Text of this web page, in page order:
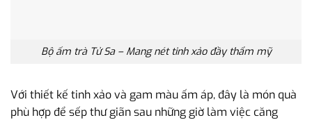
Bộ ấm trà Tử Sa – Mang nét tinh xảo đầy thẩm mỹ
Với thiết kế tinh xảo và gam màu ấm áp, đây là món quà
phù hợp để sếp thư giãn sau những giờ làm việc căng